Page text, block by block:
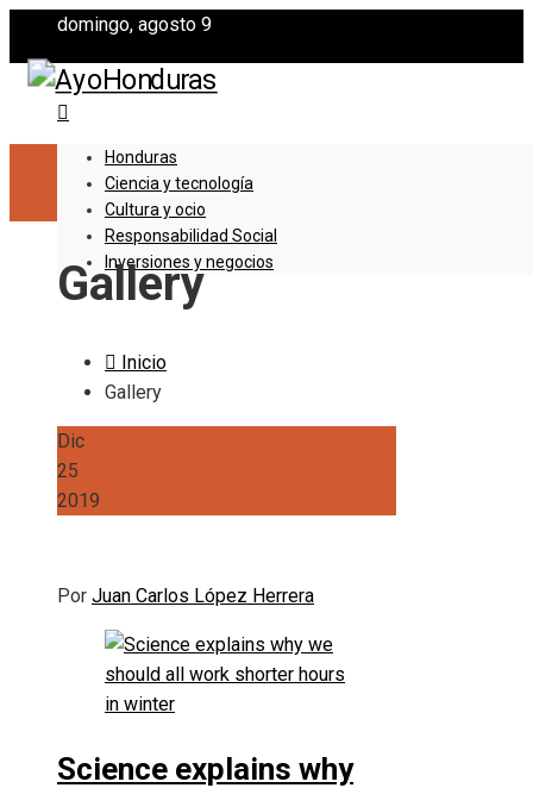
domingo, agosto 9
Honduras
Ciencia y tecnología
Cultura y ocio
Responsabilidad Social
Inversiones y negocios
Gallery
Inicio
Gallery
Dic
25
2019
Por Juan Carlos López Herrera
Science explains why